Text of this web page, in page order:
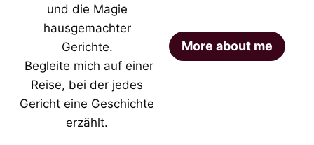
und die Magie
hausgemachter
Gerichte.
Begleite mich auf einer
Reise, bei der jedes
Gericht eine Geschichte
erzählt.
More about me